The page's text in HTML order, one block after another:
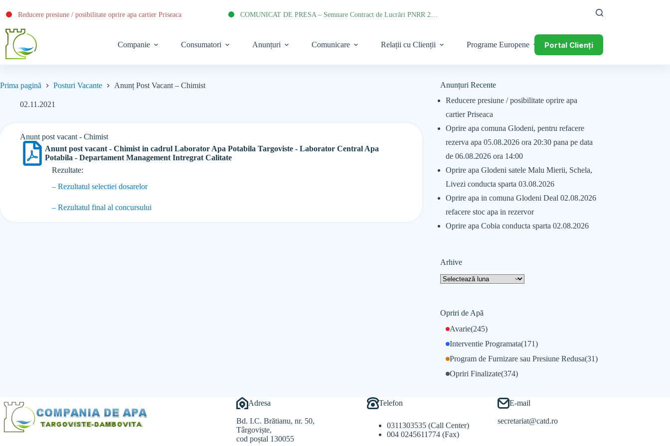
Reducere presiune / posibilitate oprire apa cartier Priseaca
Companie Consumatori Anunțuri Comunicare Relații cu Clienții Programe Europene Portal Clienți
Prima pagină Posturi Vacante Anunț Post Vacant – Chimist
02.11.2021
Anunt post vacant - Chimist
Anunt post vacant - Chimist in cadrul Laborator Apa Potabila Targoviste - Laborator Central Apa
Potabila - Departament Management Intregrat Calitate
Rezultate:
– Rezultatul selectiei dosarelor
– Rezultatul final al concursului
Anunțuri Recente
Reducere presiune / posibilitate oprire apa
cartier Priseaca
Oprire apa comuna Glodeni, pentru refacere
rezerva apa 05.08.2026 ora 20:30 pana pe data
de 06.08.2026 ora 14:00
Oprire apa Glodeni satele Malu Mierii, Schela,
Livezi conducta sparta 03.08.2026
Oprire apa in comuna Glodeni Deal 02.08.2026
refacere stoc apa in rezervor
Oprire apa Cobia conducta sparta 02.08.2026
Arhive
Opriri de Apă
Avarie(245)
Interventie Programata(171)
Opriri Finalizate(374)
Program de Furnizare sau Presiune Redusa(31)
Adresa
Bd. I.C. Brătianu, nr. 50,
Târgoviște,
cod poștal 130055
Telefon
0311303535 (Call Center)
004 0245611774 (Fax)
E-mail
secretariat@catd.ro